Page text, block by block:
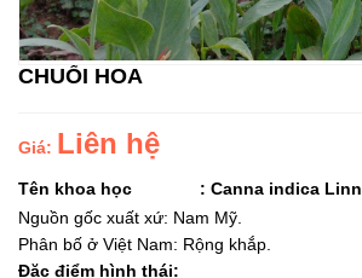
CHUỐI HOA
Giá: Liên hệ
Tên khoa học : Canna indica Linn
Nguồn gốc xuất xứ: Nam Mỹ.
Phân bố ở Việt Nam: Rộng khắp.
Đặc điểm hình thái: